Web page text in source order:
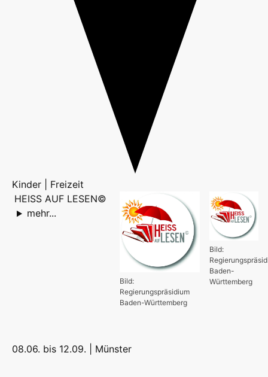
Kinder | Freizeit
Bild:
Baden-
Württemberg
Bild:
Regierungspräsidium
Baden-Württemberg
HEISS AUF LESEN©
mehr...
08.06. bis 12.09. | Münster